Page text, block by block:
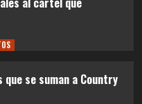
que se suman a Country